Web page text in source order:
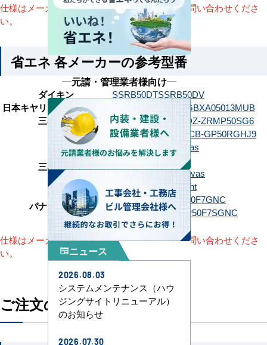
仕様はメーカーによって異なります。詳細はお問い合わせくださ
い。
省エネ 各メーカーの参考型番
ダイキン SSRB50DTSSRB50DV
日本キヤリア（旧：東芝）
GBXA05013JMUB
GBXA05013MUB
三菱電機
PDZ-ZRMP50G6
PDZ-ZRMP50SG6
日立
RCB-GP50RGH9 RCB-GP50RGHJ9
三菱重工
FDRZ506H6S-canvas
FDRZ506H6S-silent
FDRZ506HK6S-canvas
FDRZ506HK6S-silent
パナソニック
PA-P50F7GCPA-P50F7GNC
PA-P50F7SGCPA-P50F7SGNC
仕様はメーカーによって異なります。詳細はお問い合わせくださ
い。
ご注文の流れ
元請・管理業者様向け
newspaperニュース
2026.08.03
システムメンテナンス（ハウ
ジングサイトリニューアル）
のお知らせ
2026.07.30